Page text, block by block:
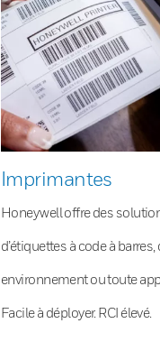
Imprimantes
Honeywell offre des
d’étiquettes à code à
environnement ou toute
Facile à déployer. RCI élevé.